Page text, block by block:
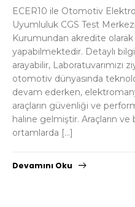
ECER10 ile Otomotiv
Uyumluluk CGS Test
Kurumundan akredite olarak
yapabilmektedir. Detaylı
arayabilir, Laboratuvarımızı
otomotiv dünyasında
devam ederken,
araçların güvenliği ve
haline gelmiştir. Araçların
ortamlarda […]
Devamını Oku